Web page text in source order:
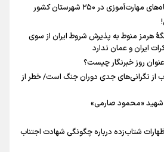
هرمز منوط به پذیرش شروط ایران از سوی
ایران و عمان ندارد
آب از نگرانی‌های جدی دوران جنگ است/ خطر از
شهید «محمود صارمی»
شتاب‌زده درباره چگونگی شهادت اجتناب